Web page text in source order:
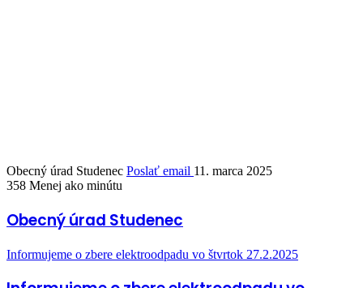
Obecný úrad Studenec Poslať email 11. marca 2025
358 Menej ako minútu
Obecný úrad Studenec
Informujeme o zbere elektroodpadu vo štvrtok 27.2.2025